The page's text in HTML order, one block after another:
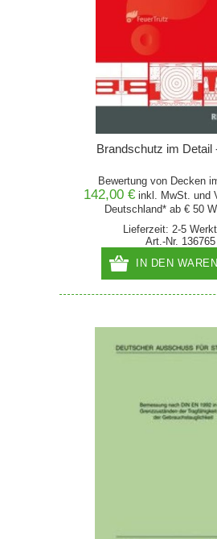
Brandschutz im Detail
Bewertung von Decken
142,00 € inkl. MwSt. und
Deutschland* ab € 50
Lieferzeit: 2-5
Art.-Nr. 136765
IN DEN